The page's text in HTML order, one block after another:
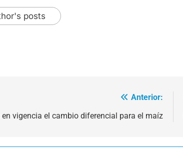
posts
Anterior:
en vigencia el cambio diferencial para el maíz